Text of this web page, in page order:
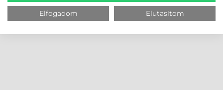
Elfogadom Elutasítom